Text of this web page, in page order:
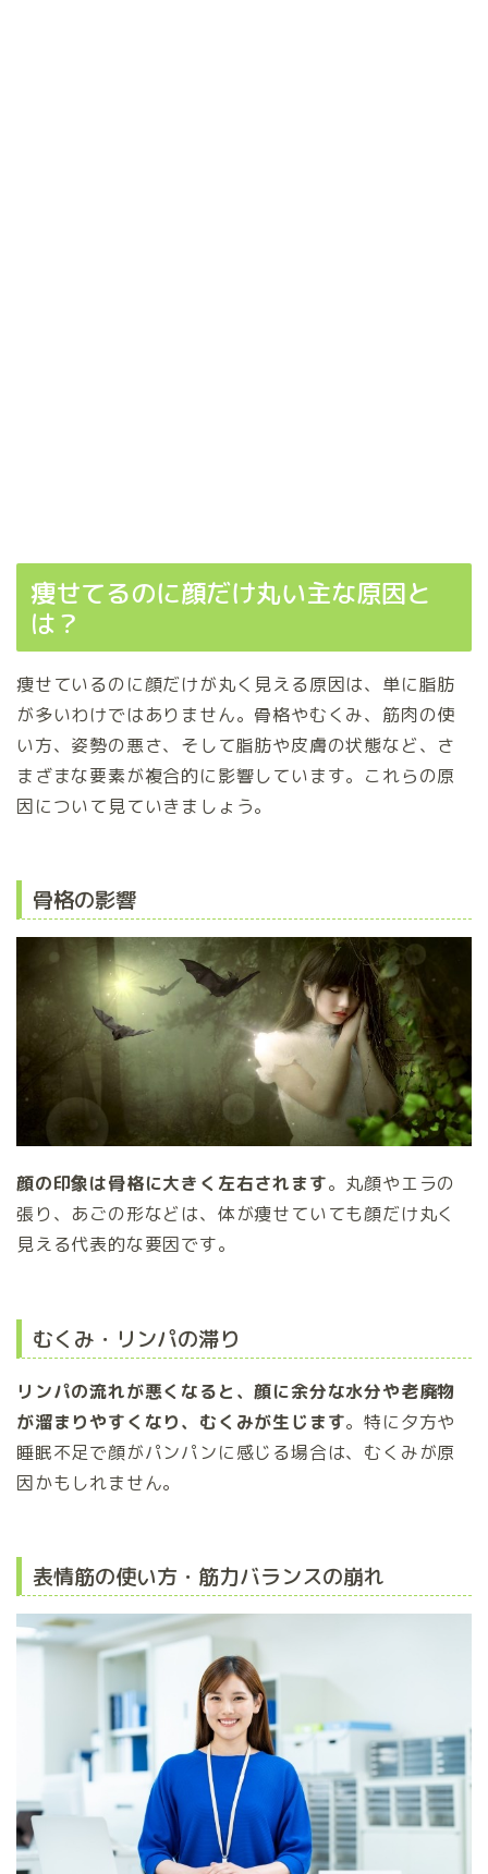
痩せてるのに顔だけ丸い主な原因と
は？
痩せているのに顔だけが丸く見える原因は、単に脂肪
が多いわけではありません。骨格やむくみ、筋肉の使
い方、姿勢の悪さ、そして脂肪や皮膚の状態など、さ
まざまな要素が複合的に影響しています。これらの原
因について見ていきましょう。
骨格の影響
顔の印象は骨格に大きく左右されます。丸顔やエラの
張り、あごの形などは、体が痩せていても顔だけ丸く
見える代表的な要因です。
むくみ・リンパの滞り
リンパの流れが悪くなると、顔に余分な水分や老廃物
が溜まりやすくなり、むくみが生じます。特に夕方や
睡眠不足で顔がパンパンに感じる場合は、むくみが原
因かもしれません。
表情筋の使い方・筋力バランスの崩れ